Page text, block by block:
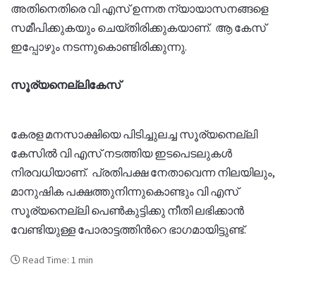
അതിനെതിരെ വി എസ് ഉന്നത ന്യായാസനങ്ങളെ
സമീപിക്കുകയും ചെയ്തിരിക്കുകയാണ്. ആ കേസ്
ഇപ്പോഴും നടന്നുകൊണ്ടിരിക്കുന്നു.
സൂര്യനെല്ലികേസ്
കേരള മനസാക്ഷിയെ പിടിച്ചുലച്ച സൂര്യനെല്ലി
കേസില്‍ വി എസ് നടത്തിയ ഇടപെടലുകള്‍
നിരവധിയാണ്. പ്രതിപക്ഷ നേതാവെന്ന നിലയിലും,
മാനുഷിക പക്ഷത്തുനിന്നുകൊണ്ടും വി എസ്
സൂര്യനെല്ലി പെണ്‍കുട്ടിക്കു നീതി ലഭിക്കാന്‍
വേണ്ടിയുള്ള പോരാട്ടത്തിന്‍റെ ഭാഗമായിട്ടുണ്ട്.
Read Time: 1 min